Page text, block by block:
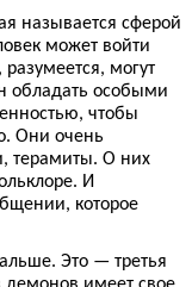
называется сферой
может войти
могут
обладать особыми
чтобы
Они очень
терамиты. О них
И
которое
Это — третья